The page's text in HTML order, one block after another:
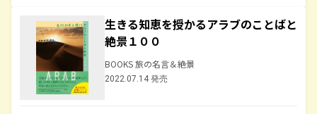
生きる知恵を授かるアラブのことばと
絶景１００
BOOKS 旅の名言＆絶景
2022.07.14 発売